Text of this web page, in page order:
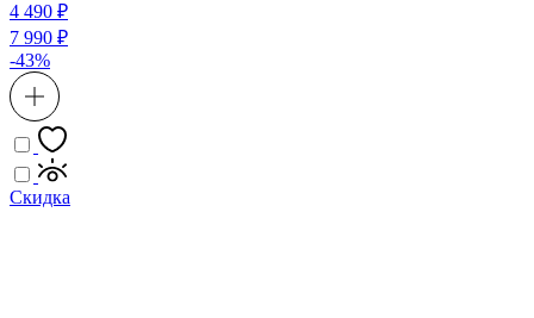
4 490 ₽
7 990 ₽
-43%
Скидка